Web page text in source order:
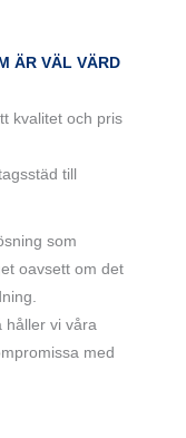
ÄR VÄL VÄRD
kvalitet och pris
till
som
oavsett om det
håller vi våra
med